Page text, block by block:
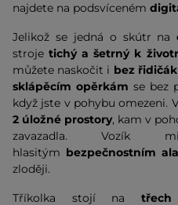
najdete na podsvíceném
Jelikož se jedná o skútr na
strojetichý a šetrný k
můžete naskočit i bez
sklápěcím opěrkám se bez
když jste v pohybu omezeni.
2 úložné prostory, kam v
zavazadla. Vozík
hlasitým bezpečnostním
zloději.
Tříkolka stojí na